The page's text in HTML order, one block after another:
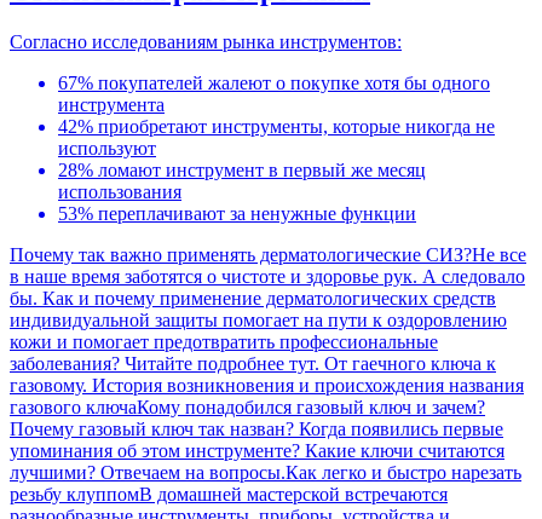
Согласно исследованиям рынка инструментов:
67% покупателей жалеют о покупке хотя бы одного
инструмента
42% приобретают инструменты, которые никогда не
используют
28% ломают инструмент в первый же месяц
использования
53% переплачивают за ненужные функции
Почему так важно применять дерматологические СИЗ?Не все
в наше время заботятся о чистоте и здоровье рук. А следовало
бы. Как и почему применение дерматологических средств
индивидуальной защиты помогает на пути к оздоровлению
кожи и помогает предотвратить профессиональные
заболевания? Читайте подробнее тут. От гаечного ключа к
газовому. История возникновения и происхождения названия
газового ключаКому понадобился газовый ключ и зачем?
Почему газовый ключ так назван? Когда появились первые
упоминания об этом инструменте? Какие ключи считаются
лучшими? Отвечаем на вопросы.Как легко и быстро нарезать
резьбу клуппомВ домашней мастерской встречаются